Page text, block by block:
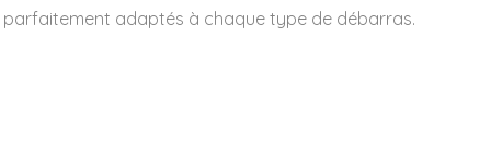
parfaitement adaptés à chaque type de débarras.